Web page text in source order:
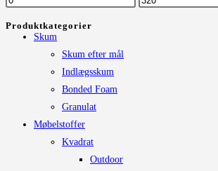
Produktkategorier
Skum
Skum efter mål
Indlægsskum
Bonded Foam
Granulat
Møbelstoffer
Kvadrat
Outdoor